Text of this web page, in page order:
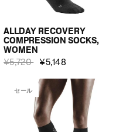
ALLDAY RECOVERY
COMPRESSION SOCKS,
WOMEN
¥5,720 ¥5,148
セール